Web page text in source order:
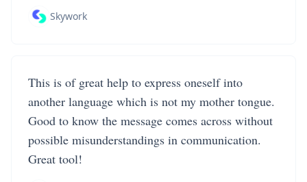
Skywork
This is of great help to express oneself into
another language which is not my mother tongue.
Good to know the message comes across without
possible misunderstandings in communication.
Great tool!